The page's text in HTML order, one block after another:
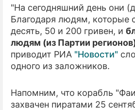
"На сегодняшний день они
Благодаря людям, которые
десять, 50 и 200 гривен, и
людям (из Партии
приводит РИА "Новости"
одного из заложников.
Напомним, что корабль
захвачен пиратами 25